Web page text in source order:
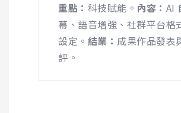
重點： 科技賦能。 內容： AI
幕、語音增強、社群平台格
設定。 結業： 成果作品發表
評。